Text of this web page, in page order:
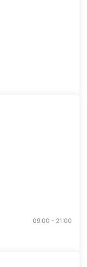
09:00 - 21:00